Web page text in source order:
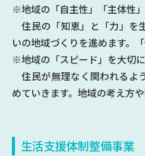
※地域の「自主性」「主体性」
住民の「知恵」と「力」を
いの地域づくりを進めます。
※地域の「スピード」を大切に
住民が無理なく関われるよ
めていきます。地域の考え方
生活支援体制整備事業